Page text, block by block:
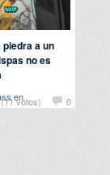
votos) 0
a un
no es
en